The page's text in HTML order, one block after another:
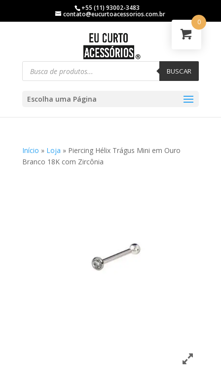
+55 (11) 93002-3483
contato@eucurtoacessorios.com.br
BUSCAR
Escolha uma Página
Início » Loja » Piercing Hélix Trágus Mini em Ouro
Branco 18K com Zircônia
0